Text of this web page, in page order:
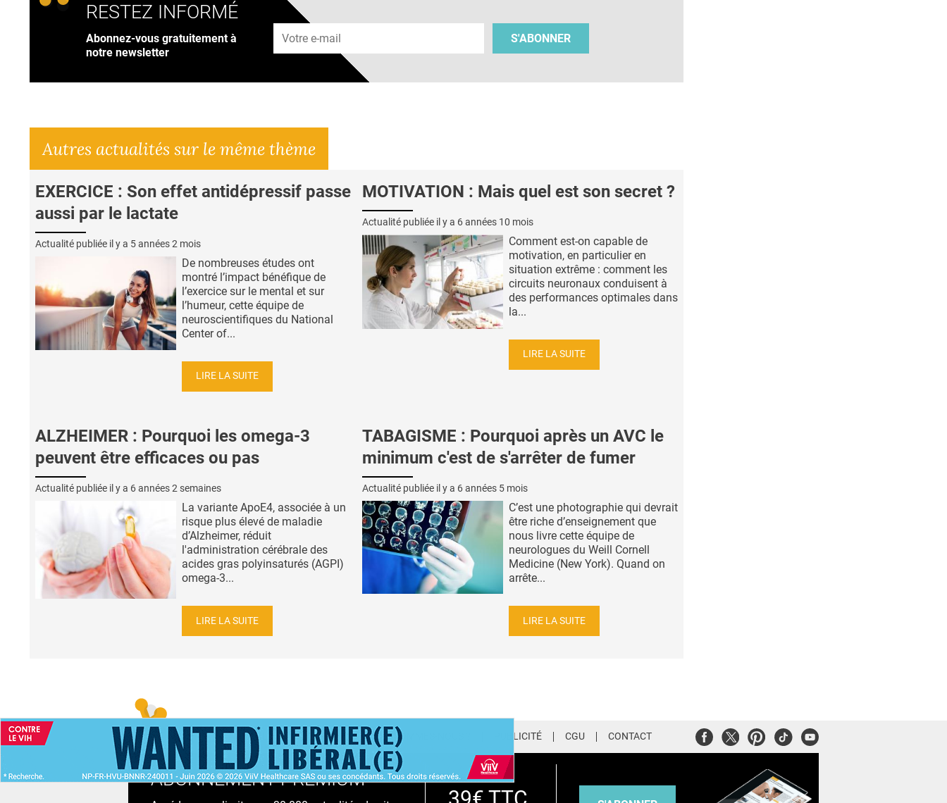
RESTEZ INFORMÉ
Abonnez-vous gratuitement à
notre newsletter
Adresse e-mail
S'ABONNER
Autres actualités sur le même thème
EXERCICE : Son effet antidépressif passe
aussi par le lactate
Actualité publiée il y a 5 années 2 mois
De nombreuses études ont
montré l’impact bénéfique de
l’exercice sur le mental et sur
l’humeur, cette équipe de
neuroscientifiques du National
Center of...
LIRE LA SUITE
MOTIVATION : Mais quel est son secret ?
Actualité publiée il y a 6 années 10 mois
Comment est-on capable de
motivation, en particulier en
situation extrême : comment les
circuits neuronaux conduisent à
des performances optimales dans
la...
LIRE LA SUITE
ALZHEIMER : Pourquoi les omega-3
peuvent être efficaces ou pas
Actualité publiée il y a 6 années 2 semaines
La variante ApoE4, associée à un
risque plus élevé de maladie
d’Alzheimer, réduit
l'administration cérébrale des
acides gras polyinsaturés (AGPI)
omega-3...
LIRE LA SUITE
TABAGISME : Pourquoi après un AVC le
minimum c'est de s'arrêter de fumer
Actualité publiée il y a 6 années 5 mois
C’est une photographie qui devrait
être riche d’enseignement que
nous livre cette équipe de
neurologues du Weill Cornell
Medicine (New York). Quand on
arrête...
LIRE LA SUITE
ACCUEIL NEWSLETTER QUI SOMMES-NOUS ? PUBLICITÉ CGU CONTACT FacebookTwitterPinterest
TiktokYoutube
ABONNEMENT PREMIUM